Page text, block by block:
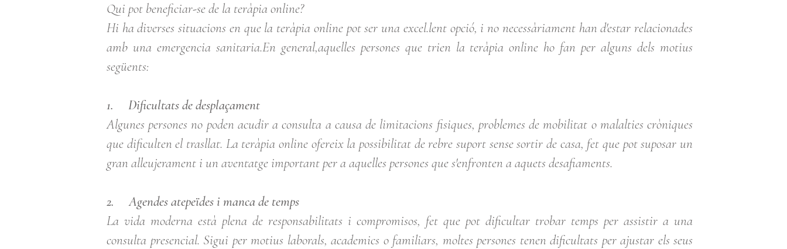
Qui pot beneficiar-se de la teràpia online?
Hi ha diverses situacions en que la teràpia online pot ser una excel.lent opció, i no necessàriament han d'estar relacionades
amb una emergencia sanitaria.En general,aquelles persones que trien la teràpia online ho fan per alguns dels motius
següents:
1. Dificultats de desplaçament
Algunes persones no poden acudir a consulta a causa de limitacions fisiques, problemes de mobilitat o malalties cròniques
que dificulten el trasllat. La teràpia online ofereix la possibilitat de rebre suport sense sortir de casa, fet que pot suposar un
gran alleujerament i un aventatge important per a aquelles persones que s'enfronten a aquets desafiaments.
2. Agendes atepeïdes i manca de temps
La vida moderna està plena de responsabilitats i compromisos, fet que pot dificultar trobar temps per assistir a una
consulta presencial. Sigui per motius laborals, academics o familiars, moltes persones tenen dificultats per ajustar els seus